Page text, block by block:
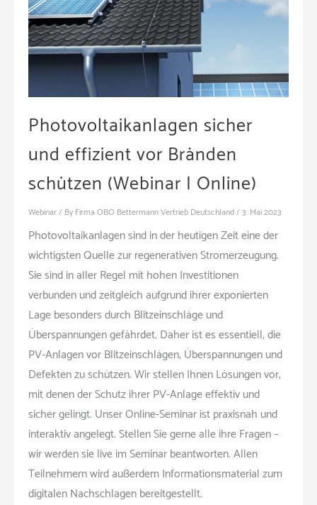
Photovoltaikanlagen sicher
und effizient vor Bränden
schützen (Webinar | Online)
Webinar/ By Firma OBO Bettermann Vertrieb Deutschland/3. Mai 2023
Photovoltaikanlagen sind in der heutigen Zeit eine der
wichtigsten Quelle zur regenerativen Stromerzeugung.
Sie sind in aller Regel mit hohen Investitionen
verbunden und zeitgleich aufgrund ihrer exponierten
Lage besonders durch Blitzeinschläge und
Überspannungen gefährdet. Daher ist es essentiell, die
PV-Anlagen vor Blitzeinschlägen, Überspannungen und
Defekten zu schützen. Wir stellen Ihnen Lösungen vor,
mit denen der Schutz ihrer PV-Anlage effektiv und
sicher gelingt. Unser Online-Seminar ist praxisnah und
interaktiv angelegt. Stellen Sie gerne alle ihre Fragen –
wir werden sie live im Seminar beantworten. Allen
Teilnehmern wird außerdem Informationsmaterial zum
digitalen Nachschlagen bereitgestellt.